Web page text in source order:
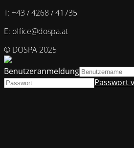
T: +43 / 4268 / 41735
E: office@dospa.at
© DOSPA 2025
Benutzeranmeldung
Passwort